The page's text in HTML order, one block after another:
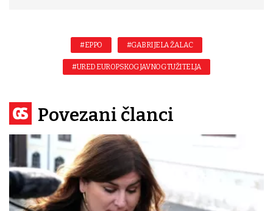
#EPPO #GABRIJELA ŽALAC
#URED EUROPSKOG JAVNOG TUŽITELJA
Povezani članci